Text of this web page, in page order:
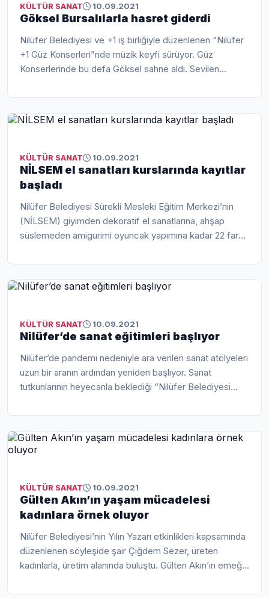
KÜLTÜR SANAT 10.09.2021
Göksel Bursalılarla hasret giderdi
Nilüfer Belediyesi ve +1 iş birliğiyle düzenlenen “Nilüfer
+1 Güz Konserleri”nde müzik keyfi sürüyor. Güz
Konserlerinde bu defa Göksel sahne aldı. Sevilen
KÜLTÜR SANAT 10.09.2021
NİLSEM el sanatları kurslarında kayıtlar
başladı
Nilüfer Belediyesi Sürekli Mesleki Eğitim Merkezi’nin
(NİLSEM) giyimden dekoratif el sanatlarına, ahşap
süslemeden amigurimi oyuncak yapımına kadar 22 farklı
KÜLTÜR SANAT 10.09.2021
Nilüfer’de sanat eğitimleri başlıyor
Nilüfer’de pandemi nedeniyle ara verilen sanat atölyeleri
uzun bir aranın ardından yeniden başlıyor. Sanat
tutkunlarının heyecanla beklediği “Nilüfer Belediyesi
KÜLTÜR SANAT 10.09.2021
Gülten Akın’ın yaşam mücadelesi
kadınlara örnek oluyor
Nilüfer Belediyesi’nin Yılın Yazarı etkinlikleri kapsamında
düzenlenen söyleşide şair Çiğdem Sezer, üreten
kadınlarla, üretim alanında buluştu. Gülten Akın’ın emeğe